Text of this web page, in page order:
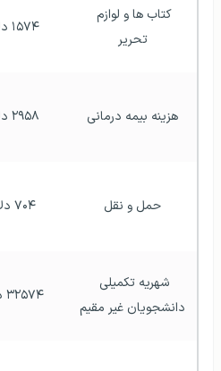
تحریر
۱۵۷۴ دلار
هزینه بیمه درمانی ۲۹۵۸ دلار
حمل و نقل ۷۰۴ دلار
دانشجویان غیر مقیم
۳۲۵۷۴ دلار